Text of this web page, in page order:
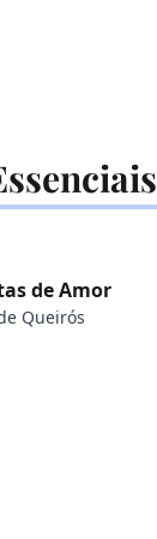
de Amor
Queirós